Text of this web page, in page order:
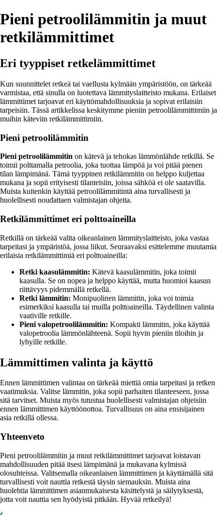
Pieni petroolilämmitin ja muut
retkilämmittimet
Eri tyyppiset retkelämmittimet
Kun suunnittelet retkeä tai vaellusta kylmään ympäristöön, on tärkeää
varmistaa, että sinulla on luotettava lämmityslaitteisto mukana. Erilaiset
lämmittimet tarjoavat eri käyttömahdollisuuksia ja sopivat erilaisiin
tarpeisiin. Tässä artikkelissa keskitymme pieniin petroolilämmittimiin ja
muihin käteviin retkilämmittimiin.
Pieni petroolilämmitin
Pieni petroolilämmitin on kätevä ja tehokas lämmönlähde retkillä. Se
toimii polttamalla petroolia, joka tuottaa lämpöä ja voi pitää pienen
tilan lämpimänä. Tämä tyyppinen retkilämmitin on helppo kuljettaa
mukana ja sopii erityisesti tilanteisiin, joissa sähköä ei ole saatavilla.
Muista kuitenkin käyttää petroolilämmitintä aina turvallisesti ja
huolellisesti noudattaen valmistajan ohjeita.
Retkilämmittimet eri polttoaineilla
Retkillä on tärkeää valita oikeanlainen lämmityslaitteisto, joka vastaa
tarpeitasi ja ympäristöä, jossa liikut. Seuraavaksi esittelemme muutamia
erilaisia retkilämmittimiä eri polttoaineilla:
Retki kaasulämmitin: Kätevä kaasulämmitin, joka toimii
kaasulla. Se on nopea ja helppo käyttää, mutta huomioi kaasun
riittävyys pidemmällä retkellä.
Retki lämmitin: Monipuolinen lämmitin, joka voi toimia
esimerkiksi kaasulla tai muilla polttoaineilla. Täydellinen valinta
vaativille retkille.
Pieni valopetroolilämmitin: Kompakti lämmitin, joka käyttää
valopetroolia lämmönlähteenä. Sopii hyvin pieniin tiloihin ja
lyhyille retkille.
Lämmittimen valinta ja käyttö
Ennen lämmittimen valintaa on tärkeää miettiä omia tarpeitasi ja retken
vaatimuksia. Valitse lämmitin, joka sopii parhaiten tilanteeseen, jossa
sitä tarvitset. Muista myös tutustua huolellisesti valmistajan ohjeisiin
ennen lämmittimen käyttöönottoa. Turvallisuus on aina ensisijainen
asia retkillä ollessa.
Yhteenveto
Pieni petroolilämmitin ja muut retkilämmittimet tarjoavat loistavan
mahdollisuuden pitää itsesi lämpimänä ja mukavana kylmissä
olosuhteissa. Valitsemalla oikeanlaisen lämmittimen ja käyttämällä sitä
turvallisesti voit nauttia retkestä täysin siemauksin. Muista aina
huolehtia lämmittimen asianmukaisesta käsittelystä ja säilytyksestä,
jotta voit nauttia sen hyödyistä pitkään. Hyvää retkeilyä!